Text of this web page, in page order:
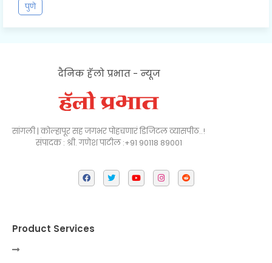
पुणे
दैनिक हॅलो प्रभात - न्यूज
सांगली | कोल्हापूर सह जगभर पोहचणारं डिजिटल व्यासपीठ..!
संपादक : श्री. गणेश पाटील :+91 90118 89001
Product Services